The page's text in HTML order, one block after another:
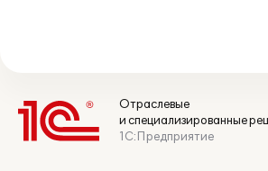
Отраслевые
и специализированные
1С:Предприятие